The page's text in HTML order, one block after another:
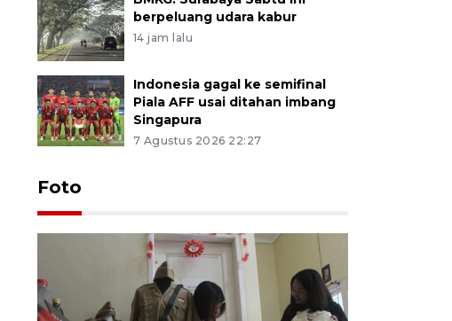
berpeluang udara kabur
14 jam lalu
Indonesia gagal ke semifinal
Piala AFF usai ditahan imbang
Singapura
7 Agustus 2026 22:27
Foto